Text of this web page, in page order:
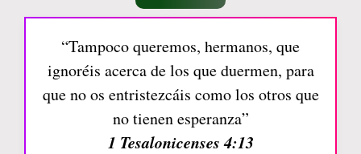
“Tampoco queremos, hermanos, que
ignoréis acerca de los que duermen, para
que no os entristezcáis como los otros que
no tienen esperanza”
1 Tesalonicenses 4:13